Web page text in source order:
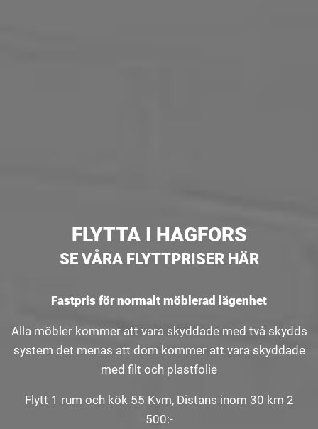
FLYTTA I HAGFORS
SE VÅRA FLYTTPRISER HÄR
Fastpris för normalt möblerad lägenhet
Alla möbler kommer att vara skyddade med två skydds
system det menas att dom kommer att vara skyddade
med filt och plastfolie
Flytt 1 rum och kök 55 Kvm, Distans inom 30 km 2
500:-